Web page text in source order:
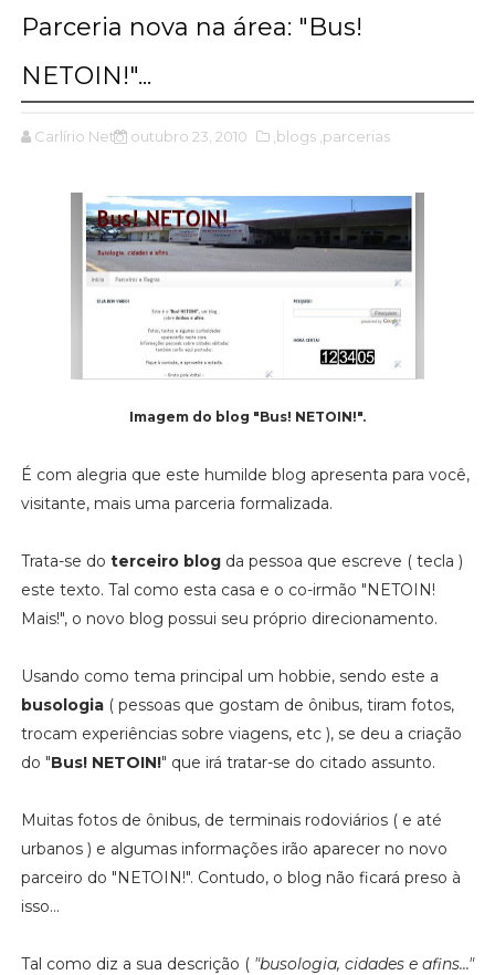
Parceria nova na área: "Bus!
NETOIN!"...
Carlírio Neto outubro 23, 2010 ,blogs ,parcerias
Imagem do blog "Bus! NETOIN!".
É com alegria que este humilde blog apresenta para você,
visitante, mais uma parceria formalizada.
Trata-se do terceiro blogda pessoa que escreve ( tecla )
este texto. Tal como esta casa e o co-irmão "NETOIN!
Mais!", o novo blog possui seu próprio direcionamento.
Usando como tema principal um hobbie, sendo este a
busologia( pessoas que gostam de ônibus, tiram fotos,
trocam experiências sobre viagens, etc ), se deu a criação
do "Bus! NETOIN!" que irá tratar-se do citado assunto.
Muitas fotos de ônibus, de terminais rodoviários ( e até
urbanos ) e algumas informações irão aparecer no novo
parceiro do "NETOIN!". Contudo, o blog não ficará preso à
isso...
Tal como diz a sua descrição ( "busologia, cidades e afins..."